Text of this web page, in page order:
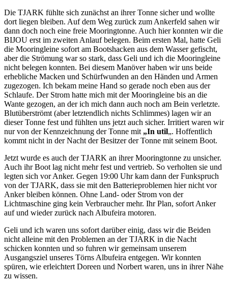
Die TJARK fühlte sich zunächst an ihrer Tonne sicher und wollte
dort liegen bleiben. Auf dem Weg zurück zum Ankerfeld sahen wir
dann doch noch eine freie Mooringtonne. Auch hier konnten wir die
BIJOU erst im zweiten Anlauf belegen. Beim ersten Mal, hatte Geli
die Mooringleine sofort am Bootshacken aus dem Wasser gefischt,
aber die Strömung war so stark, dass Geli und ich die Mooringleine
nicht belegen konnten. Bei diesem Manöver haben wir uns beide
erhebliche Macken und Schürfwunden an den Händen und Armen
zugezogen. Ich bekam meine Hand so gerade noch eben aus der
Schlaufe. Der Strom hatte mich mit der Mooringleine bis an die
Wante gezogen, an der ich mich dann auch noch am Bein verletzte.
Blutüberströmt (aber letztendlich nichts Schlimmes) lagen wir an
dieser Tonne fest und fühlten uns jetzt auch sicher. Irritiert waren wir
nur von der Kennzeichnung der Tonne mit „In util„. Hoffentlich
kommt nicht in der Nacht der Besitzer der Tonne mit seinem Boot.
Jetzt wurde es auch der TJARK an ihrer Mooringtonne zu unsicher.
Auch ihr Boot lag nicht mehr fest und vertrieb. So verholten sie und
legten sich vor Anker. Gegen 19:00 Uhr kam dann der Funkspruch
von der TJARK, dass sie mit den Batterieproblemen hier nicht vor
Anker bleiben können. Ohne Land- oder Strom von der
Lichtmaschine ging kein Verbraucher mehr. Ihr Plan, sofort Anker
auf und wieder zurück nach Albufeira motoren.
Geli und ich waren uns sofort darüber einig, dass wir die Beiden
nicht alleine mit den Problemen an der TJARK in die Nacht
schicken konnten und so fuhren wir gemeinsam unserem
Ausgangsziel unseres Törns Albufeira entgegen. Wir konnten
spüren, wie erleichtert Doreen und Norbert waren, uns in ihrer Nähe
zu wissen.